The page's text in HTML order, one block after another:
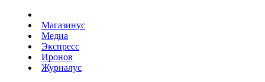
Магазинус
Медиа
Экспресс
Иронов
Журналус